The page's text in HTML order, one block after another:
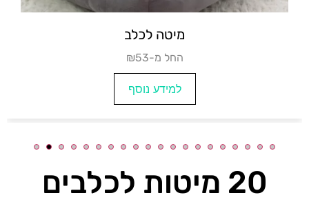
מיטה לכלב
₪החל מ-36
למידע נוסף
20 מיטות לכלבים